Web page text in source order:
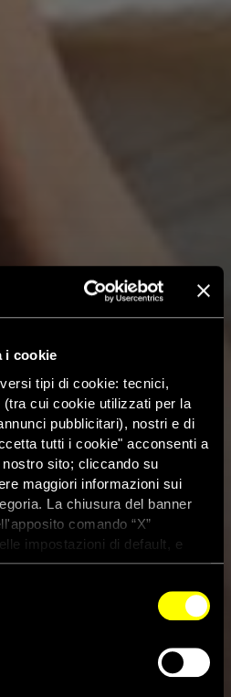
i cookie
tipi di cookie: tecnici,
cui cookie utilizzati per la
pubblicitari), nostri e di
tutti i cookie" acconsenti a
sito; cliccando su
maggiori informazioni sui
La chiusura del banner
comando “X”
impostazioni di default, e
navigazione con i cookie
rifugiate tra
ed espulsioni